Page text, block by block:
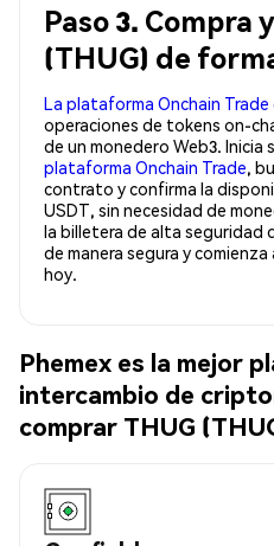
Paso 3. Compra
(THUG) de
La plataforma Onchain Trade
operaciones de tokens on-
de un monedero Web3. Inicia
plataforma Onchain Trade,
contrato y confirma la
USDT, sin necesidad de
la billetera de alta seguridad
de manera segura y
hoy.
Phemex es la mejor
intercambio de
comprar THUG